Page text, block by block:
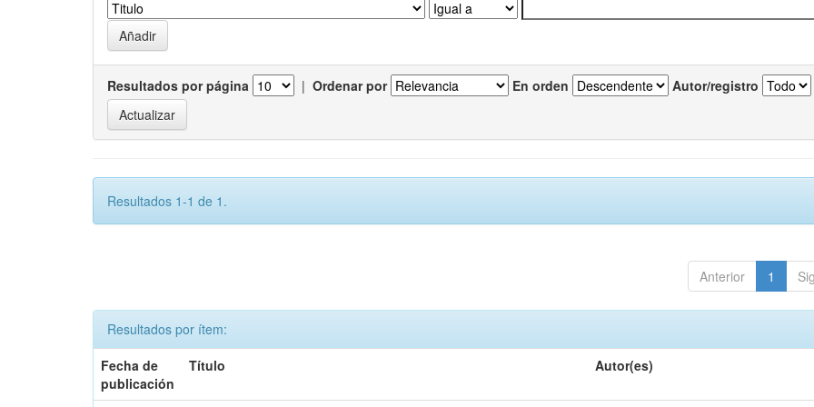
Resultados por página | Ordenar por En orden Autor/registro
Resultados 1-1 de 1.
Anterior 1
Resultados por ítem:
Fecha de
publicación
Título Autor(es)